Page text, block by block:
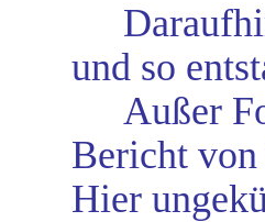
und so
Außer
Bericht
Hier